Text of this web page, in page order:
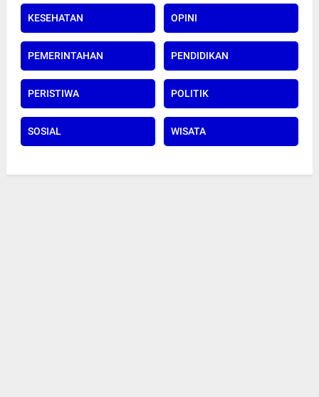
KESEHATAN OPINI
PEMERINTAHAN PENDIDIKAN
PERISTIWA POLITIK
SOSIAL WISATA